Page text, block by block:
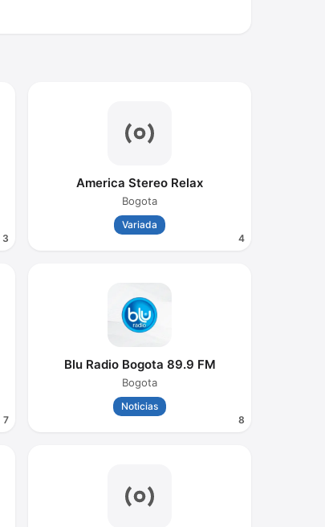
3
4
America Stereo Relax
Bogota
Variada
7
8
Blu Radio Bogota 89.9 FM
Bogota
Noticias